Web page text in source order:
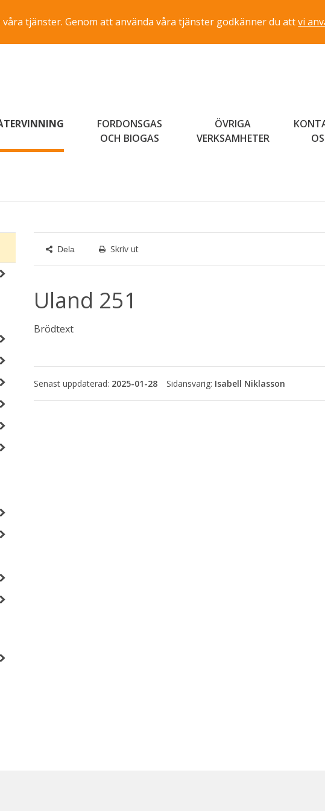
tjänster. Genom att använda våra tjänster godkänner du attvi
FORDONSGAS
OCH BIOGAS
ÖVRIGA
VERKSAMHETER
Dela Skriv ut
Uland 251
Brödtext
Senast uppdaterad: 2025-01-28 Isabell Niklasson